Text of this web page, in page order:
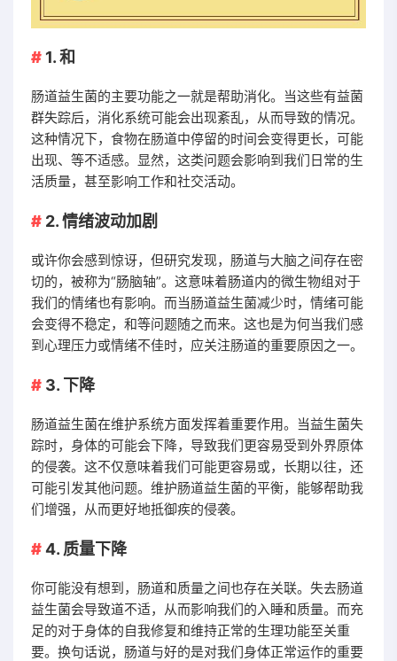
1. 和
肠道益生菌的主要功能之一就是帮助消化。当这些有益菌
群失踪后，消化系统可能会出现紊乱，从而导致的情况。
这种情况下，食物在肠道中停留的时间会变得更长，可能
出现、等不适感。显然，这类问题会影响到我们日常的生
活质量，甚至影响工作和社交活动。
2. 情绪波动加剧
或许你会感到惊讶，但研究发现，肠道与大脑之间存在密
切的，被称为“肠脑轴”。这意味着肠道内的微生物组对于
我们的情绪也有影响。而当肠道益生菌减少时，情绪可能
会变得不稳定，和等问题随之而来。这也是为何当我们感
到心理压力或情绪不佳时，应关注肠道的重要原因之一。
3. 下降
肠道益生菌在维护系统方面发挥着重要作用。当益生菌失
踪时，身体的可能会下降，导致我们更容易受到外界原体
的侵袭。这不仅意味着我们可能更容易或，长期以往，还
可能引发其他问题。维护肠道益生菌的平衡，能够帮助我
们增强，从而更好地抵御疾的侵袭。
4. 质量下降
你可能没有想到，肠道和质量之间也存在关联。失去肠道
益生菌会导致道不适，从而影响我们的入睡和质量。而充
足的对于身体的自我修复和维持正常的生理功能至关重
要。换句话说，肠道与好的是对我们身体正常运作的重要